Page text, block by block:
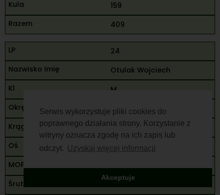
Serwis wykorzystuje pliki cookies do
poprawnego działania strony. Korzystanie z
witryny oznacza zgodę na ich zapis lub
odczyt.
Uzyskaj więcej informacji
Akceptuje
159
409
24
Otulak Wojciech
M
Rzeszów
80
90
80
250